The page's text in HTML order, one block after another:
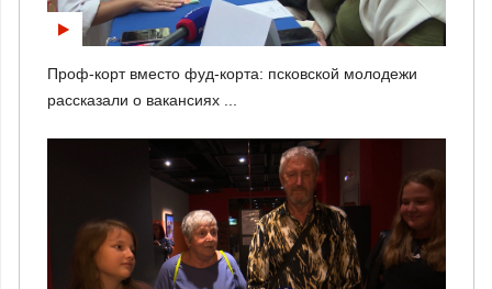
Проф-корт вместо фуд-корта: псковской молодежи
рассказали о вакансиях ...